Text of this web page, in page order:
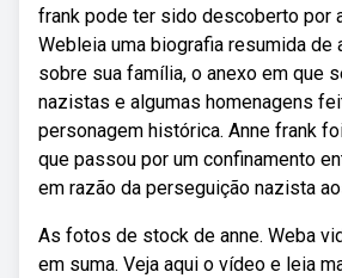
frank pode ter sido descoberto por
Webleia uma biografia resumida de
sobre sua família, o anexo em que
nazistas e algumas homenagens
personagem histórica. Anne frank
que passou por um confinamento
em razão da perseguição nazista
As fotos de stock de anne. Weba
em suma. Veja aqui o vídeo e leia